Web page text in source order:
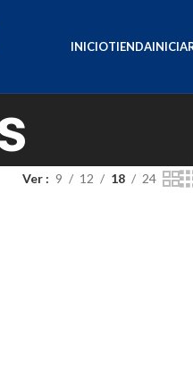
INICIOTIENDA
Ver 9 12 18 24